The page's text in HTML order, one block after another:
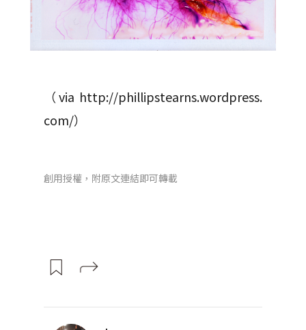
（via http://phillipstearns.wordpress.
com/）
創用授權，附原文連結即可轉載